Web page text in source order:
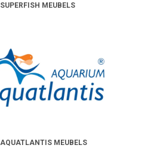
SUPERFISH MEUBELS
AQUATLANTIS MEUBELS